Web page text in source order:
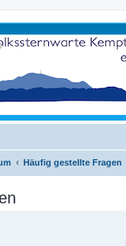
Häufig gestellte Fragen